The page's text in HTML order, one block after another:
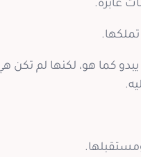
عابرة.
تملكها.
كما هو، لكنها لم تكن